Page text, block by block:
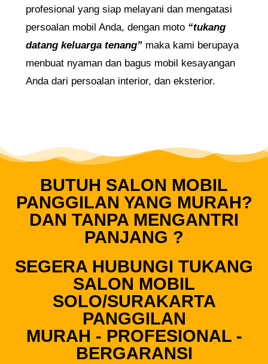
profesional yang siap melayani dan mengatasi
persoalan mobil Anda, dengan moto “tukang
datang keluarga tenang” maka kami berupaya
menbuat nyaman dan bagus mobil kesayangan
Anda dari persoalan interior, dan eksterior.
BUTUH SALON MOBIL
PANGGILAN YANG MURAH?
DAN TANPA MENGANTRI
PANJANG ?
SEGERA HUBUNGI TUKANG
SALON MOBIL
SOLO/SURAKARTA
PANGGILAN
MURAH - PROFESIONAL -
BERGARANSI